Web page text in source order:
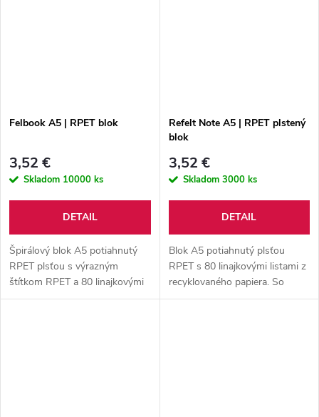
Felbook A5 | RPET blok
3,52 €
Skladom 10000 ks
DETAIL
Špirálový blok A5 potiahnutý
RPET plsťou s výrazným
štítkom RPET a 80 linajkovými
listami z recyklovaného papiera.
Refelt Note A5 | RPET plstený
blok
3,52 €
Skladom 3000 ks
DETAIL
Blok A5 potiahnutý plsťou
RPET s 80 linajkovými listami z
recyklovaného papiera. So
záložkou, gumovým pásikom a